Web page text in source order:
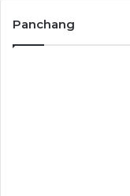
Panchang